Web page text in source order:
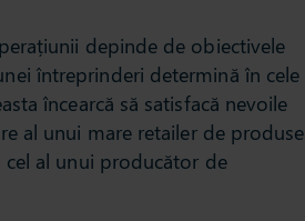
depinde de obiectivele
întreprinderi determină în cele
încearcă să satisfacă nevoile
al unui mare retailer de produse
al unui producător de